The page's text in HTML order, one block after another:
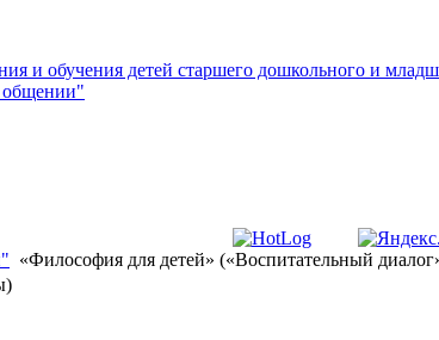
и обучения детей старшего дошкольного и
общении"
«Философия для детей» («Воспитательный